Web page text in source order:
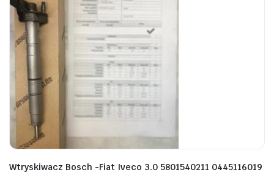
Wtryskiwacz Bosch -Fiat Iveco 3.0 5801540211 0445116019